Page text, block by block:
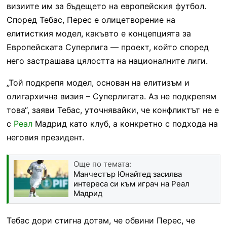
визиите им за бъдещето на европейския футбол.
Според Тебас, Перес е олицетворение на
елитисткия модел, какъвто е концепцията за
Европейската Суперлига — проект, който според
него застрашава цялостта на националните лиги.
„Той подкрепя модел, основан на елитизъм и
олигархична визия – Суперлигата. Аз не подкрепям
това“, заяви Тебас, уточнявайки, че конфликтът не е
с РеалМадрид като клуб, а конкретно с подхода на
неговия президент.
Още по темата:
Манчестър Юнайтед засилва
интереса си към играч на Реал
Мадрид
Тебас дори стигна дотам, че обвини Перес, че